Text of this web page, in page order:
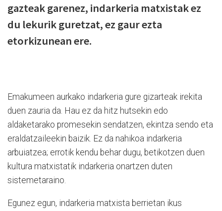
gazteak garenez, indarkeria matxistak ez
du lekurik guretzat, ez gaur ezta
etorkizunean ere.
Emakumeen aurkako indarkeria gure gizarteak irekita
duen zauria da. Hau ez da hitz hutsekin edo
aldaketarako promesekin sendatzen, ekintza sendo eta
eraldatzaileekin baizik. Ez da nahikoa indarkeria
arbuiatzea; errotik kendu behar dugu, betikotzen duen
kultura matxistatik indarkeria onartzen duten
sistemetaraino.
Egunez egun, indarkeria matxista berrietan ikus